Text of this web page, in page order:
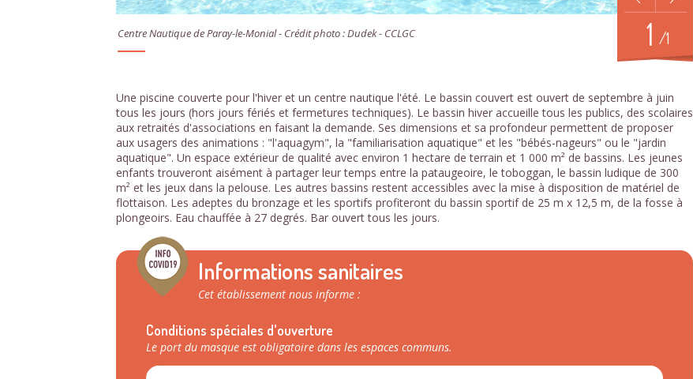
Centre Nautique de Paray-le-Monial - Crédit photo : Dudek - CCLGC 1 /1
Une piscine couverte pour l'hiver et un centre nautique l'été. Le bassin couvert est ouvert de septembre à juin
tous les jours (hors jours fériés et fermetures techniques). Le bassin hiver accueille tous les publics, des scolaires
aux retraités d'associations en faisant la demande. Ses dimensions et sa profondeur permettent de proposer
aux usagers des animations : "l'aquagym", la "familiarisation aquatique" et les "bébés-nageurs" ou le "jardin
aquatique". Un espace extérieur de qualité avec environ 1 hectare de terrain et 1 000 m² de bassins. Les jeunes
enfants trouveront aisément à partager leur temps entre la pataugeoire, le toboggan, le bassin ludique de 300
m² et les jeux dans la pelouse. Les autres bassins restent accessibles avec la mise à disposition de matériel de
flottaison. Les adeptes du bronzage et les sportifs profiteront du bassin sportif de 25 m x 12,5 m, de la fosse à
plongeoirs. Eau chauffée à 27 degrés. Bar ouvert tous les jours.
Informations sanitaires
Cet établissement nous informe :
Conditions spéciales d'ouverture
Le port du masque est obligatoire dans les espaces communs.